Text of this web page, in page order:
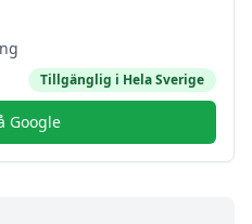
Tillgänglig i Hela Sverige
Google